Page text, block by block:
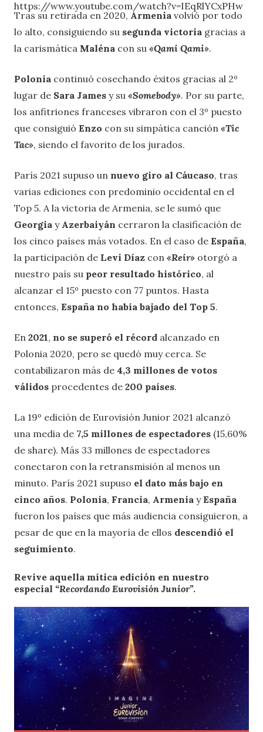
https://www.youtube.com/watch?v=IEqRlYCxPHw
Tras su retirada en 2020, Armenia volvió por todo
lo alto, consiguiendo su segunda victoria gracias a
la carismática Maléna con su «Qami Qami».
Polonia continuó cosechando éxitos gracias al 2º
lugar de Sara James y su «Somebody». Por su parte,
los anfitriones franceses vibraron con el 3º puesto
que consiguió Enzo con su simpática canción «Tic
Tac», siendo el favorito de los jurados.
París 2021 supuso un nuevo giro al Cáucaso, tras
varias ediciones con predominio occidental en el
Top 5. A la victoria de Armenia, se le sumó que
Georgia y Azerbaiyán cerraron la clasificación de
los cinco países más votados. En el caso de España,
la participación de Levi Díaz con «Reír» otorgó a
nuestro país su peor resultado histórico, al
alcanzar el 15º puesto con 77 puntos. Hasta
entonces, España no había bajado del Top 5.
En 2021, no se superó el récord alcanzado en
Polonia 2020, pero se quedó muy cerca. Se
contabilizaron más de 4,3 millones de votos
válidos procedentes de 200 países.
La 19º edición de Eurovisión Junior 2021 alcanzó
una media de 7,5 millones de espectadores (15,60%
de share). Más 33 millones de espectadores
conectaron con la retransmisión al menos un
minuto. París 2021 supuso el dato más bajo en
cinco años. Polonia, Francia, Armenia yEspaña
fueron los países que más audiencia consiguieron, a
pesar de que en la mayoría de ellos descendió el
seguimiento.
Revive aquella mítica edición en nuestro
especial “Recordando Eurovisión Junior”.